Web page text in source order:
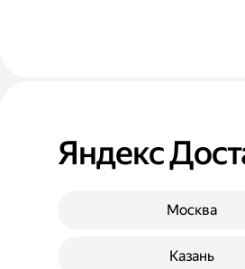
Яндекс
Москва
Казань